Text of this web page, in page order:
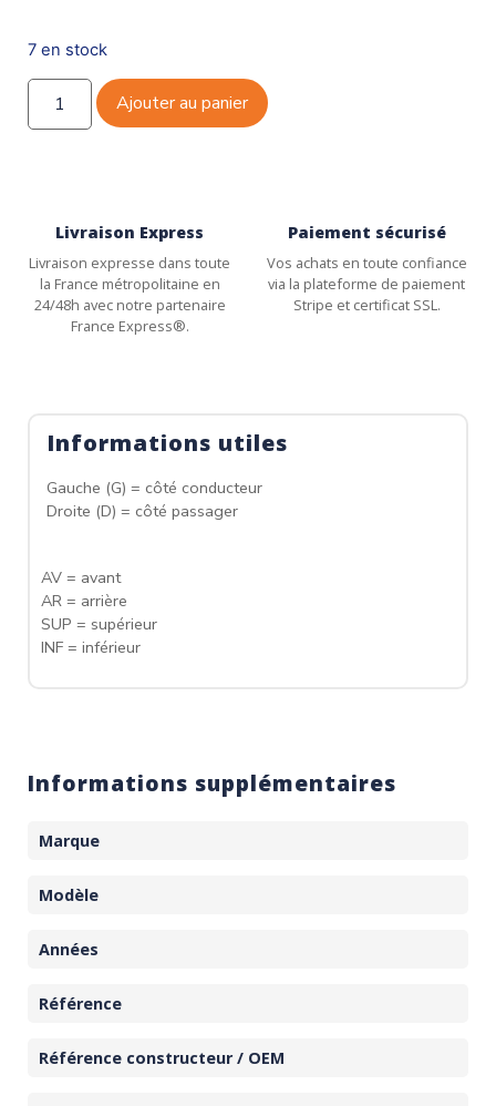
7 en stock
Ajouter au panier
Livraison Express
Livraison expresse dans toute
la France métropolitaine en
24/48h avec notre partenaire
France Express®.
Paiement sécurisé
Vos achats en toute confiance
via la plateforme de paiement
Stripe et certificat SSL.
Informations utiles
Gauche (G) = côté conducteur
Droite (D) = côté passager
AV = avant
AR = arrière
SUP = supérieur
INF = inférieur
Informations supplémentaires
Marque
Modèle
Années
Référence
Référence constructeur / OEM